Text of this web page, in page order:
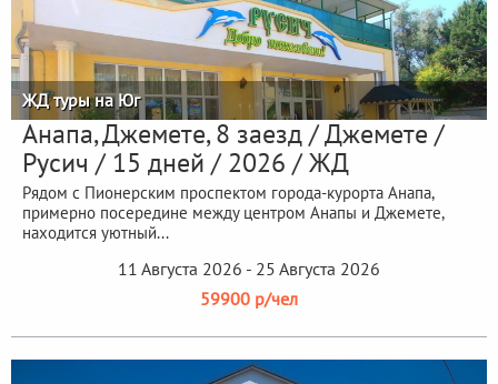
ЖД туры на Юг
Анапа, Джемете, 8 заезд / Джемете /
Русич / 15 дней / 2026 / ЖД
Рядом с Пионерским проспектом города-курорта Анапа,
примерно посередине между центром Анапы и Джемете,
находится уютный...
11 Августа 2026 - 25 Августа 2026
59900 р/чел